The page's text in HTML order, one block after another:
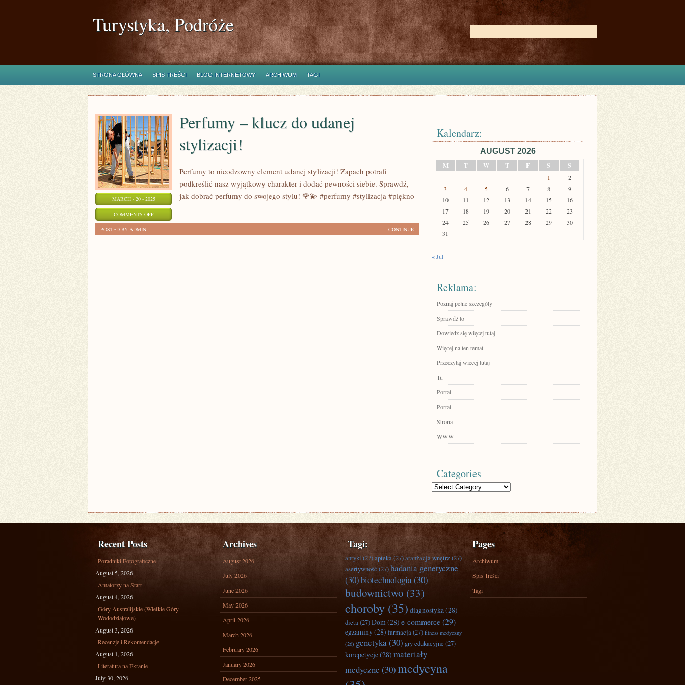
Turystyka, Podróże
STRONA GŁÓWNA SPIS TREŚCI BLOG INTERNETOWY ARCHIWUM TAGI
MARCH - 20 - 2025
COMMENTS OFFON
Perfumy – klucz do udanej
stylizacji!
Perfumy to nieodzowny element udanej stylizacji! Zapach potrafi
podkreślić nasz wyjątkowy charakter i dodać pewności siebie. Sprawdź,
jak dobrać perfumy do swojego stylu! 🌹💫 #perfumy #stylizacja #piękno
CONTINUE
POSTED BY ADMIN
Kalendarz:
AUGUST 2026
M
T W T F S S
1
2
3
4 5 6 7 8
9
10
11 12 13 14 15
16
17
18 19 20 21 22
23
24
25 26 27 28 29
30
31
« Jul
Reklama:
Poznaj pełne szczegóły
Sprawdź to
Dowiedz się więcej tutaj
Więcej na ten temat
Przeczytaj więcej tutaj
Tu
Portal
Portal
Strona
WWW
Categories
Categories
Recent Posts
Poradniki Fotograficzne
August 5, 2026
Amatorzy na Start
August 4, 2026
Góry Australijskie (Wielkie Góry
Wododziałowe)
August 3, 2026
Recenzje i Rekomendacje
August 1, 2026
Literatura na Ekranie
July 30, 2026
Archives
August 2026
July 2026
June 2026
May 2026
April 2026
March 2026
February 2026
January 2026
December 2025
Tagi:
antyki(27)apteka(27)aranżacja wnętrz(27)
asertywność (27)badania genetyczne
(30)biotechnologia(30)
budownictwo (33)
choroby (35) diagnostyka(28)
dieta(27)Dom(28) e-commerce(29)
egzaminy(28) farmacja(27) fitness medyczny
(26) genetyka(30) gry edukacyjne (27)
korepetycje(28) materiały
medyczne (30)medycyna
Pages
Archiwum
Spis Treści
Tagi